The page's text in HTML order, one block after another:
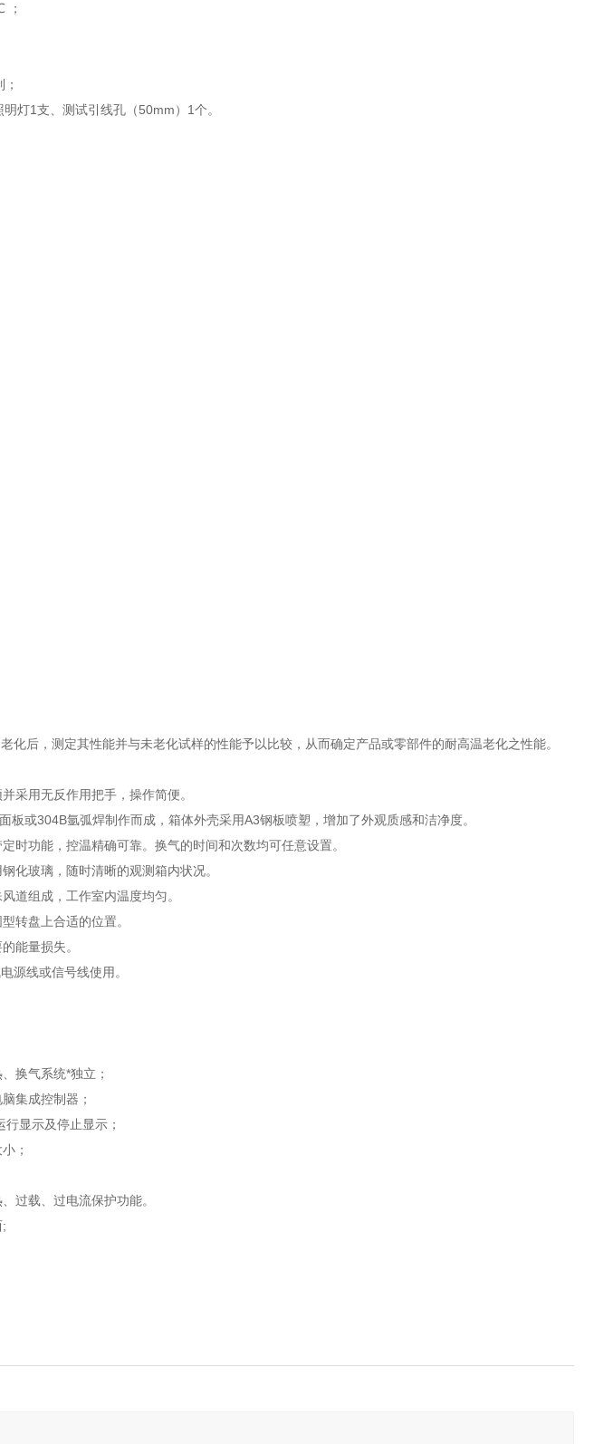
；
；
灯1支、测试引线孔（50mm）1个。
化后，测定其性能并与未老化试样的性能予以比较，从而确定产品或零部件的耐高温老化之性能。
采用无反作用把手，操作简便。
或304B氩弧焊制作而成，箱体外壳采用A3钢板喷塑，增加了外观质感和洁净度。
时功能，控温精确可靠。换气的时间和次数均可任意设置。
化玻璃，随时清晰的观测箱内状况。
道组成，工作室内温度均匀。
转盘上合适的位置。
能量损失。
源线或信号线使用。
换气系统*独立；
集成控制器；
显示及停止显示；
；
过载、过电流保护功能。